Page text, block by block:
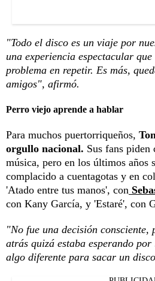
"Todo el disco es un viaje por
una experiencia espectacular
problema en repetir. Es más,
amigos", afirmó.
Perro viejo aprende a hablar
Para muchos puertorriqueños,
orgullo nacional. Sus fans piden
música, pero en los últimos años
complacido a cuentagotas y en
'Atado entre tus manos', con
con Kany García, y 'Estaré', con
"No fue una decisión consciente,
atrás quizá estaba esperando
algo diferente para sacar un